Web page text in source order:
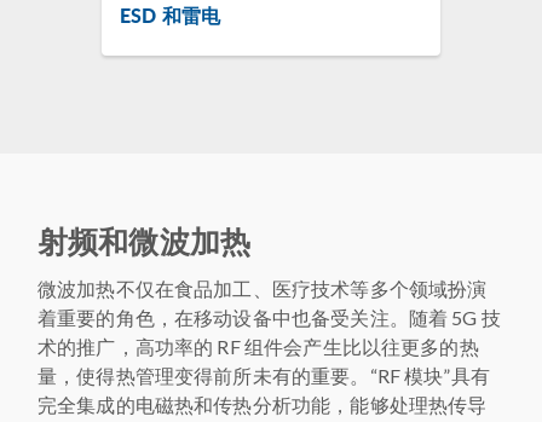
ESD 和雷电
射频和微波加热
微波加热不仅在食品加工、医疗技术等多个领域扮演
着重要的角色，在移动设备中也备受关注。随着 5G 技
术的推广，高功率的 RF 组件会产生比以往更多的热
量，使得热管理变得前所未有的重要。“RF 模块”具有
完全集成的电磁热和传热分析功能，能够处理热传导